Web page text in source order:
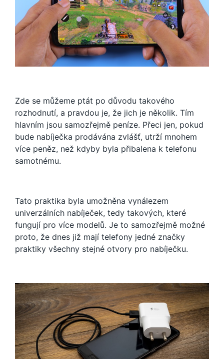
Zde se můžeme ptát po důvodu takového
rozhodnutí, a pravdou je, že jich je několik. Tím
hlavním jsou samozřejmě peníze. Přeci jen, pokud
bude nabíječka prodávána zvlášť, utrží mnohem
více peněz, než kdyby byla přibalena k telefonu
samotnému.
Tato praktika byla umožněna vynálezem
univerzálních nabíječek, tedy takových, které
fungují pro více modelů. Je to samozřejmě možné
proto, že dnes již mají telefony jedné značky
praktiky všechny stejné otvory pro nabíječku.